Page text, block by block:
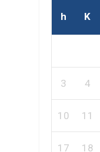
h K
3 4
10 11
17 18